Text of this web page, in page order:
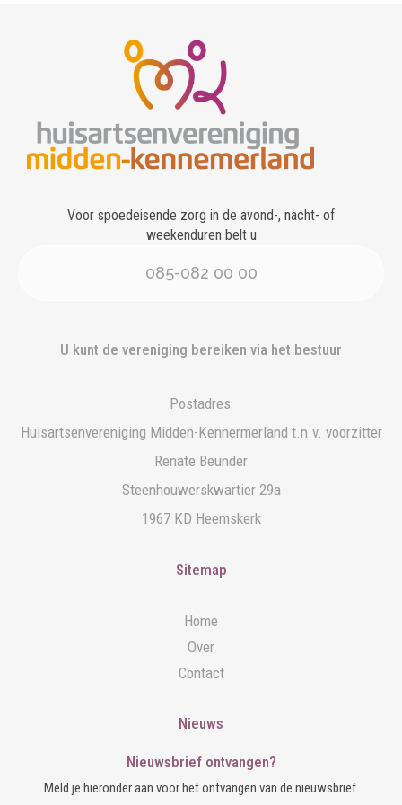
Voor spoedeisende zorg in de avond-, nacht- of
weekenduren belt u
085-082 00 00
U kunt de vereniging bereiken via het bestuur
Postadres:
Huisartsenvereniging Midden-Kennermerland t.n.v. voorzitter
Renate Beunder
Steenhouwerskwartier 29a
1967 KD Heemskerk
Sitemap
Home
Over
Contact
Nieuws
Nieuwsbrief ontvangen?
Meld je hieronder aan voor het ontvangen van de nieuwsbrief.